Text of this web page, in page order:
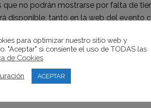
no podrán mostrarse por falta de
disponible, tanto en la web del evento
de networking el día del evento.
y demostraciones en directo
para optimizar nuestro sitio web y
"Aceptar" si consiente el uso de TODAS las
de Cookies
ACEPTAR